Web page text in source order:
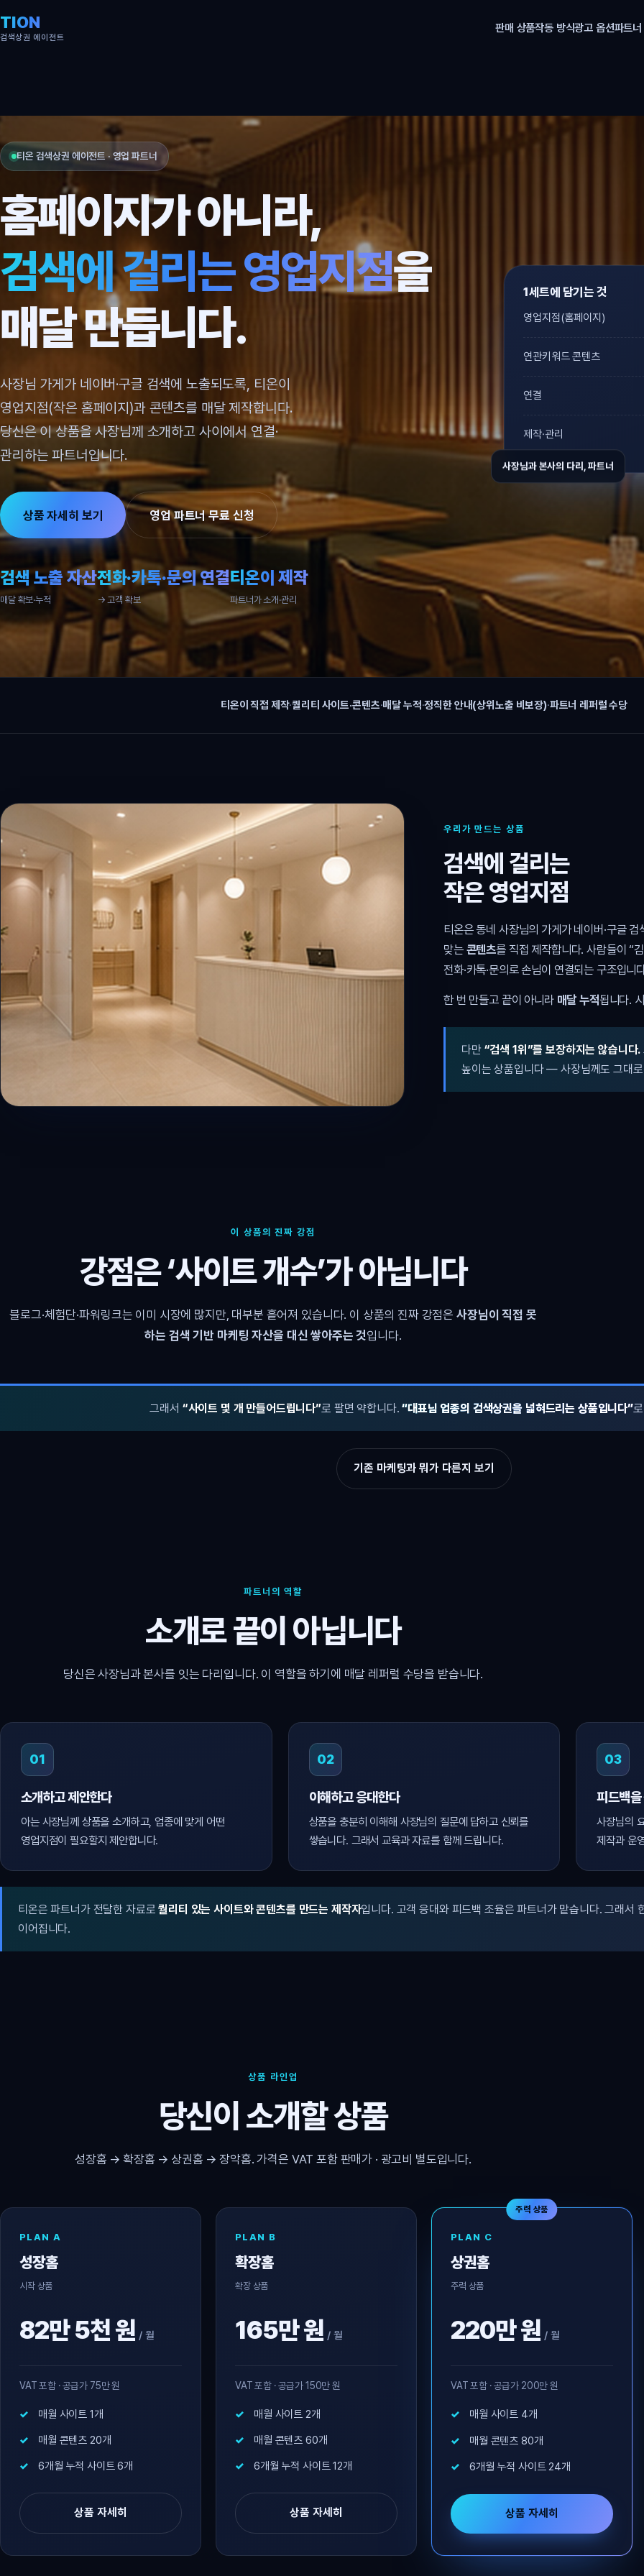
TION
검색상권 에이전트
판매 상품작동 방식광고 옵션파트
티온 검색상권 에이전트 · 영업 파트너
홈페이지가 아니라,
검색에 걸리는 영업지점을
매달 만듭니다.
사장님 가게가 네이버·구글 검색에 노출되도록, 티온이
영업지점(작은 홈페이지)과 콘텐츠를 매달 제작합니다.
당신은 이 상품을 사장님께 소개하고 사이에서 연결·
관리하는 파트너입니다.
상품 자세히 보기 영업 파트너 무료 신청
검색 노출 자산
매달 확보·누적
전화·카톡·문의 연결
→ 고객 확보
티온이 제작
파트너가 소개·관리
1세트에 담기는 것
영업지점(홈페이지)
연관키워드 콘텐츠
연결
제작·관리
사장님과 본사의 다리, 파트너
티온이 직접 제작·퀄리티 사이트·콘텐츠·매달 누적·정직한 안내(상위노출 비보장)·파트너 레퍼럴 수당
우리가 만드는 상품
검색에 걸리는
작은 영업지점
티온은 동네 사장님의 가게가 네이버·구글
맞는 콘텐츠를 직접 제작합니다. 사람들이 “
전화·카톡·문의로 손님이 연결되는 구조입니
한 번 만들고 끝이 아니라 매달 누적됩니다.
다만 “검색 1위”를 보장하지는 않습니다.
높이는 상품입니다 — 사장님께도 그대
이 상품의 진짜 강점
강점은 ‘사이트 개수’가 아닙니다
블로그·체험단·파워링크는 이미 시장에 많지만, 대부분 흩어져 있습니다. 이 상품의 진짜 강점은 사장님이 직접 못
하는 검색 기반 마케팅 자산을 대신 쌓아주는 것입니다.
그래서 “사이트 몇 개 만들어드립니다”로 팔면 약합니다.“대표님 업종의 검색상권을 넓혀드리는 상품입니다”
기존 마케팅과 뭐가 다른지 보기
파트너의 역할
소개로 끝이 아닙니다
당신은 사장님과 본사를 잇는 다리입니다. 이 역할을 하기에 매달 레퍼럴 수당을 받습니다.
01
소개하고 제안한다
아는 사장님께 상품을 소개하고, 업종에 맞게 어떤
영업지점이 필요할지 제안합니다.
02
이해하고 응대한다
상품을 충분히 이해해 사장님의 질문에 답하고 신뢰를
쌓습니다. 그래서 교육과 자료를 함께 드립니다.
03
피드백
사장님의
제작과 운
티온은 파트너가 전달한 자료로퀄리티 있는 사이트와 콘텐츠를 만드는 제작자입니다. 고객 응대와 피드백 조율은 파트너가 맡습니다. 그래서
이어집니다.
상품 라인업
당신이 소개할 상품
성장홈 → 확장홈 → 상권홈 → 장악홈. 가격은 VAT 포함 판매가 · 광고비 별도입니다.
PLAN A
성장홈
시작 상품
82만 5천 원 / 월
VAT 포함 · 공급가 75만 원
매월 사이트 1개
매월 콘텐츠 20개
6개월 누적 사이트 6개
상품 자세히
PLAN B
확장홈
확장 상품
165만 원 / 월
VAT 포함 · 공급가 150만 원
매월 사이트 2개
매월 콘텐츠 60개
6개월 누적 사이트 12개
상품 자세히
주력 상품
PLAN C
상권홈
주력 상품
220만 원 / 월
VAT 포함 · 공급가 200만 원
매월 사이트 4개
매월 콘텐츠 80개
6개월 누적 사이트 24개
상품 자세히